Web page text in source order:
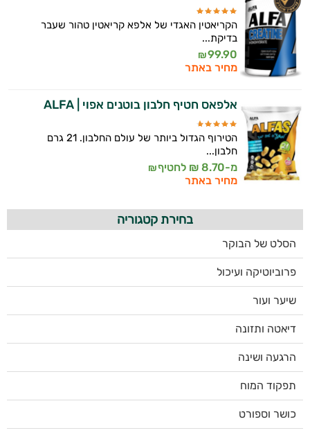
הקריאטין האגדי של אלפא קריאטין טהור שעבר
בדיקת...
99.90
₪
מחיר באתר
אלפאס חטיף חלבון בוטנים אפוי | ALFA
הטירוף הגדול ביותר של עולם החלבון. 21 גרם
חלבון...
מ-8.70 ₪ לחטיף ₪
מחיר באתר
בחירת קטגוריה
הסלט של הבוקר
פרוביוטיקה ועיכול
שיער ועור
דיאטה ותזונה
הרגעה ושינה
תפקוד המוח
כושר וספורט